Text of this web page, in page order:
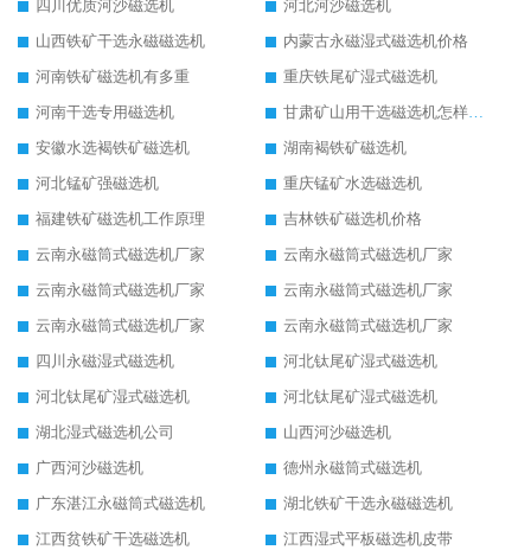
四川优质河沙磁选机
河北河沙磁选机
山西铁矿干选永磁磁选机
内蒙古永磁湿式磁选机价格
河南铁矿磁选机有多重
重庆铁尾矿湿式磁选机
河南干选专用磁选机
甘肃矿山用干选磁选机怎样调磁
安徽水选褐铁矿磁选机
湖南褐铁矿磁选机
河北锰矿强磁选机
重庆锰矿水选磁选机
福建铁矿磁选机工作原理
吉林铁矿磁选机价格
云南永磁筒式磁选机厂家
云南永磁筒式磁选机厂家
云南永磁筒式磁选机厂家
云南永磁筒式磁选机厂家
云南永磁筒式磁选机厂家
云南永磁筒式磁选机厂家
四川永磁湿式磁选机
河北钛尾矿湿式磁选机
河北钛尾矿湿式磁选机
河北钛尾矿湿式磁选机
湖北湿式磁选机公司
山西河沙磁选机
广西河沙磁选机
德州永磁筒式磁选机
广东湛江永磁筒式磁选机
湖北铁矿干选永磁磁选机
江西贫铁矿干选磁选机
江西湿式平板磁选机皮带